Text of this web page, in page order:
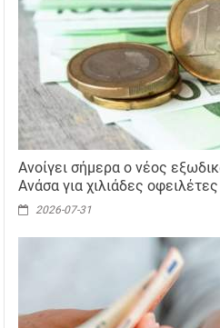
Ανοίγει σήμερα ο νέος
Ανάσα για χιλιάδες
2026-07-31